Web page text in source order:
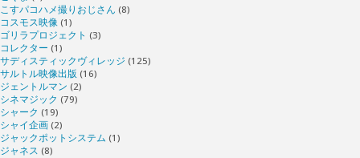
こすパコハメ撮りおじさん (8)
コスモス映像 (1)
ゴリラプロジェクト (3)
コレクター (1)
サディスティックヴィレッジ (125)
サルトル映像出版 (16)
ジェントルマン (2)
シネマジック (79)
シャーク (19)
シャイ企画 (2)
ジャックポットシステム (1)
ジャネス (8)